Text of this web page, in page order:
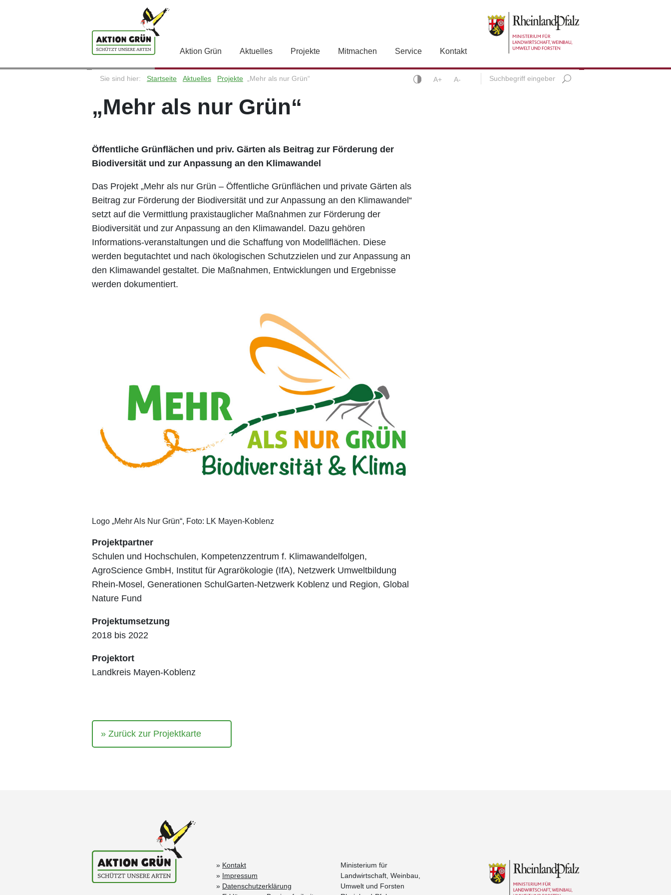
Aktion Grün Aktuelles Projekte Mitmachen Service Kontakt
Sie sind hier: Startseite Aktuelles Projekte „Mehr als nur Grün“ A+ A-
„Mehr als nur Grün“„Mehr als nur Grün“
Öffentliche Grünflächen und priv. Gärten als Beitrag zur Förderung der
Biodiversität und zur Anpassung an den Klimawandel
Das Projekt „Mehr als nur Grün – Öffentliche Grünflächen und private Gärten als
Beitrag zur Förderung der Biodiversität und zur Anpassung an den Klimawandel“
setzt auf die Vermittlung praxistauglicher Maßnahmen zur Förderung der
Biodiversität und zur Anpassung an den Klimawandel. Dazu gehören
Informations-veranstaltungen und die Schaffung von Modellflächen. Diese
werden begutachtet und nach ökologischen Schutzzielen und zur Anpassung an
den Klimawandel gestaltet. Die Maßnahmen, Entwicklungen und Ergebnisse
werden dokumentiert.
Logo „Mehr Als Nur Grün“, Foto: LK Mayen-Koblenz
Projektpartner
Schulen und Hochschulen, Kompetenzzentrum f. Klimawandelfolgen,
AgroScience GmbH, Institut für Agrarökologie (IfA), Netzwerk Umweltbildung
Rhein-Mosel, Generationen SchulGarten-Netzwerk Koblenz und Region, Global
Nature Fund
Projektumsetzung
2018 bis 2022
Projektort
Landkreis Mayen-Koblenz
Zurück zur Projektkarte
Kontakt
Impressum
Datenschutzerklärung
Ministerium für
Landwirtschaft, Weinbau,
Umwelt und Forsten